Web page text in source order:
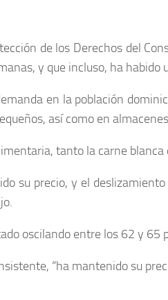
de los Derechos del
y que incluso, ha
en la población
así como en
tanto la carne
su precio, y el
oscilando entre los 62 y 65
“ha mantenido su